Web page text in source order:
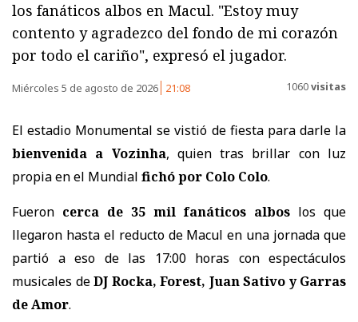
los fanáticos albos en Macul. "Estoy muy
contento y agradezco del fondo de mi corazón
por todo el cariño", expresó el jugador.
Miércoles 5 de agosto de 2026 21:08 1060visitas
El estadio Monumental se vistió de fiesta para darle la
bienvenida a Vozinha, quien tras brillar con luz
propia en el Mundial fichó por Colo Colo.
Fueron cerca de 35 mil fanáticos albos los que
llegaron hasta el reducto de Macul en una jornada que
partió a eso de las 17:00 horas con espectáculos
musicales deDJ Rocka, Forest, Juan Sativo y Garras
de Amor.